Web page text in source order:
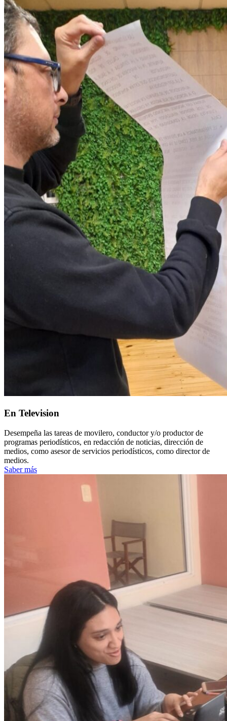
En Television
Desempeña las tareas de movilero, conductor y/o productor de
programas periodísticos, en redacción de noticias, dirección de
medios, como asesor de servicios periodísticos, como director de
medios.
Saber más